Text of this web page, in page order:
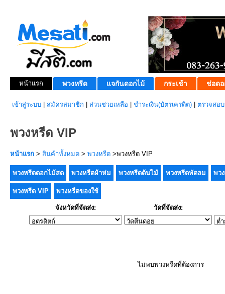
หน้าแรก พวงหรีด แจกันดอกไม้ กระเช้า ช่อดอ
เข้าสู่ระบบ สมัครสมาชิก ส่วนช่วยเหลือ ชำระเงิน(บัตรเครดิต) ตรวจสอ
พวงหรีด VIP
หน้าแรก > สินค้าทั้งหมด > พวงหรีด >พวงหรีด VIP
พวงหรีดดอกไม้สด พวงหรีดผ้าห่ม พวงหรีดต้นไม้ พวงหรีดพัดลม พว
พวงหรีด VIP พวงหรีดของใช้
จังหวัดที่จัดส่ง: วัดที่จัดส่ง:
ไม่พบพวงหรีดที่ต้องการ